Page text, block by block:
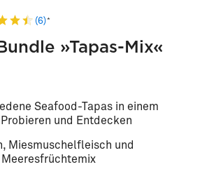
(6)*
»Tapas-Mix«
Seafood-Tapas in einem
und Entdecken
Miesmuschelfleisch und